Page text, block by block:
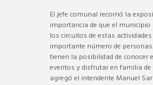
El jefe comunal recorrió la
importancia de que el municipio
los circuitos de estas
importante número de
tienen la posibilidad de conocer
eventos y disfrutar en familia
agregó el intendente Manuel